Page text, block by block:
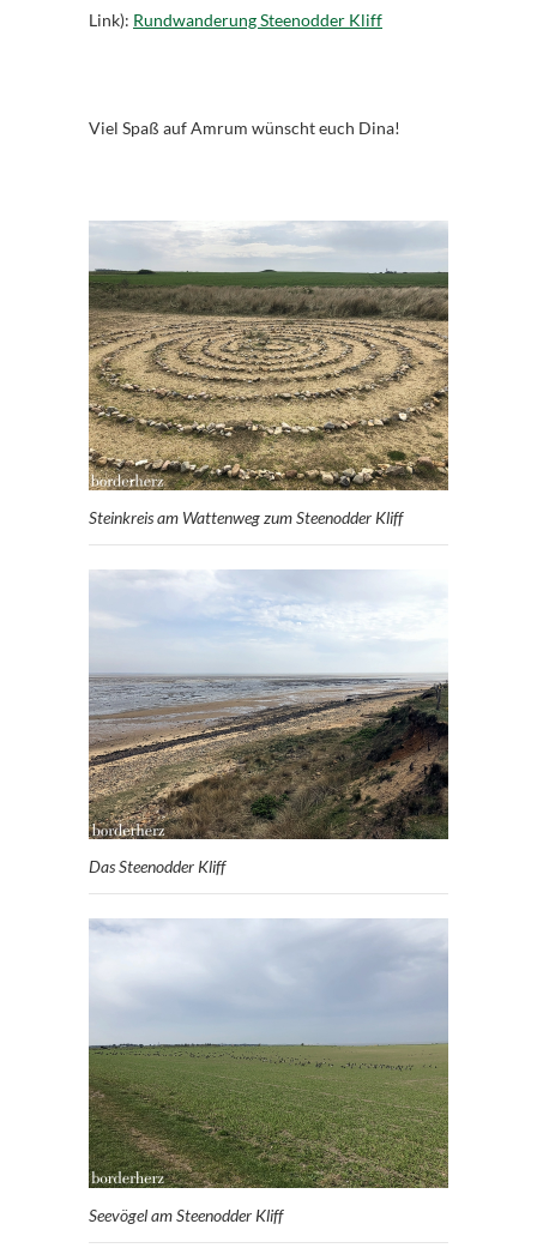
Link): Rundwanderung Steenodder Kliff
Viel Spaß auf Amrum wünscht euch Dina!
Steinkreis am Wattenweg zum Steenodder Kliff
Das Steenodder Kliff
Seevögel am Steenodder Kliff